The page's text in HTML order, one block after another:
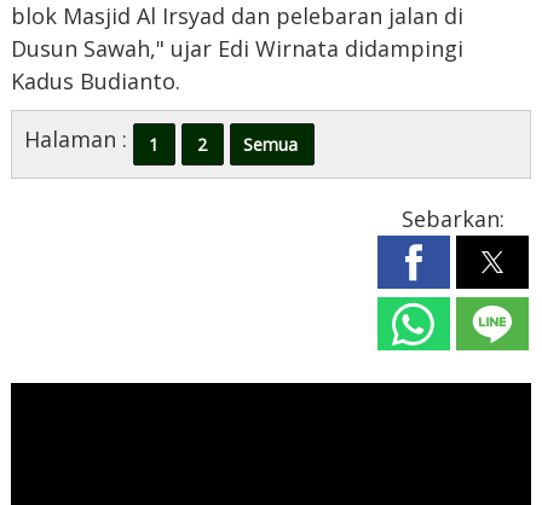
blok Masjid Al Irsyad dan pelebaran jalan di
Dusun Sawah," ujar Edi Wirnata didampingi
Kadus Budianto.
Halaman :
1 2 Semua
Sebarkan: